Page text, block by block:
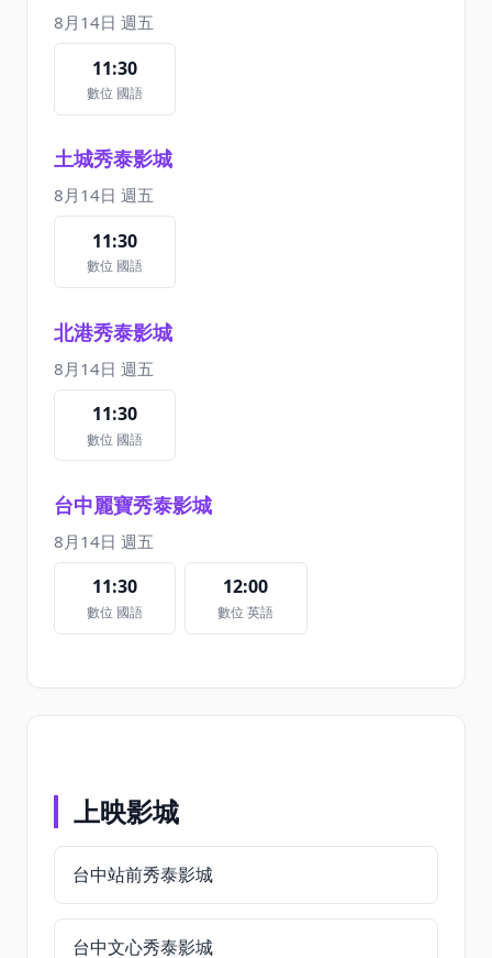
8月14日 週五
11:30
數位 國語
土城秀泰影城
8月14日 週五
11:30
數位 國語
北港秀泰影城
8月14日 週五
11:30
數位 國語
台中麗寶秀泰影城
8月14日 週五
11:30
數位 國語
12:00
數位 英語
上映影城
台中站前秀泰影城
台中文心秀泰影城